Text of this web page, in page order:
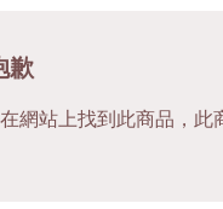
歉
網站上找到此商品，此